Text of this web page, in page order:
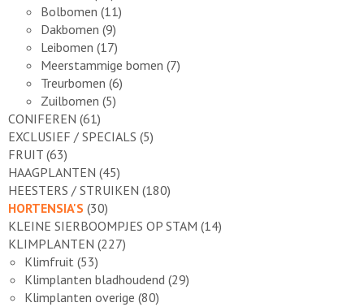
Bolbomen (11)
Dakbomen (9)
Leibomen (17)
Meerstammige bomen (7)
Treurbomen (6)
Zuilbomen (5)
CONIFEREN (61)
EXCLUSIEF / SPECIALS (5)
FRUIT (63)
HAAGPLANTEN (45)
HEESTERS / STRUIKEN (180)
HORTENSIA'S (30)
KLEINE SIERBOOMPJES OP STAM (14)
KLIMPLANTEN (227)
Klimfruit (53)
Klimplanten bladhoudend (29)
Klimplanten overige (80)